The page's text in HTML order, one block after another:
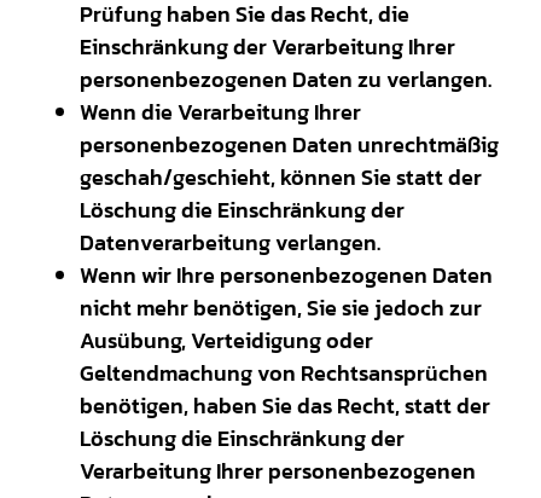
Prüfung haben Sie das Recht, die
Einschränkung der Verarbeitung Ihrer
personenbezogenen Daten zu verlangen.
Wenn die Verarbeitung Ihrer
personenbezogenen Daten unrechtmäßig
geschah/geschieht, können Sie statt der
Löschung die Einschränkung der
Datenverarbeitung verlangen.
Wenn wir Ihre personenbezogenen Daten
nicht mehr benötigen, Sie sie jedoch zur
Ausübung, Verteidigung oder
Geltendmachung von Rechtsansprüchen
benötigen, haben Sie das Recht, statt der
Löschung die Einschränkung der
Verarbeitung Ihrer personenbezogenen